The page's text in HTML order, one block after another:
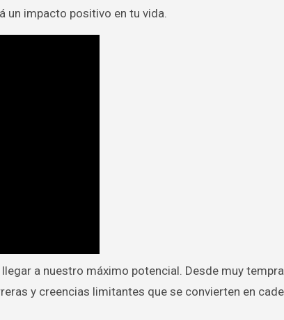
un impacto positivo en tu vida.
a nuestro máximo potencial. Desde muy
y creencias limitantes que se convierten en